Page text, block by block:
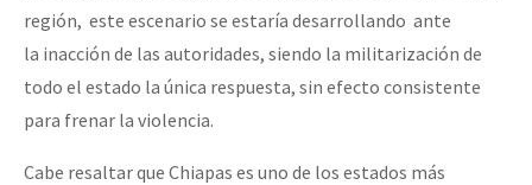
región, este escenario se estaría desarrollando ante
la inacción de las autoridades, siendo la militarización de
todo el estado la única respuesta, sin efecto consistente
para frenar la violencia.
Cabe resaltar que Chiapas es uno de los estados más